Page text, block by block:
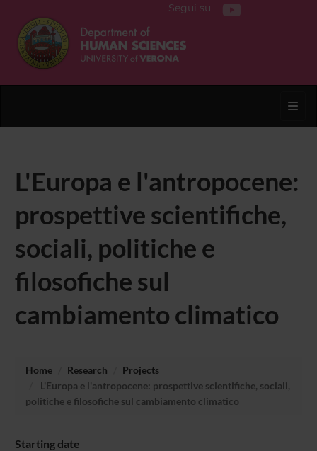
Segui su
L'Europa e l'antropocene:
prospettive scientifiche,
sociali, politiche e
filosofiche sul
cambiamento climatico
Home Research
Projects
L'Europa e l'antropocene: prospettive scientifiche, sociali,
politiche e filosofiche sul cambiamento climatico
Starting date